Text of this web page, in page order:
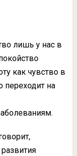
лишь у нас в
как чувство в
переходит на